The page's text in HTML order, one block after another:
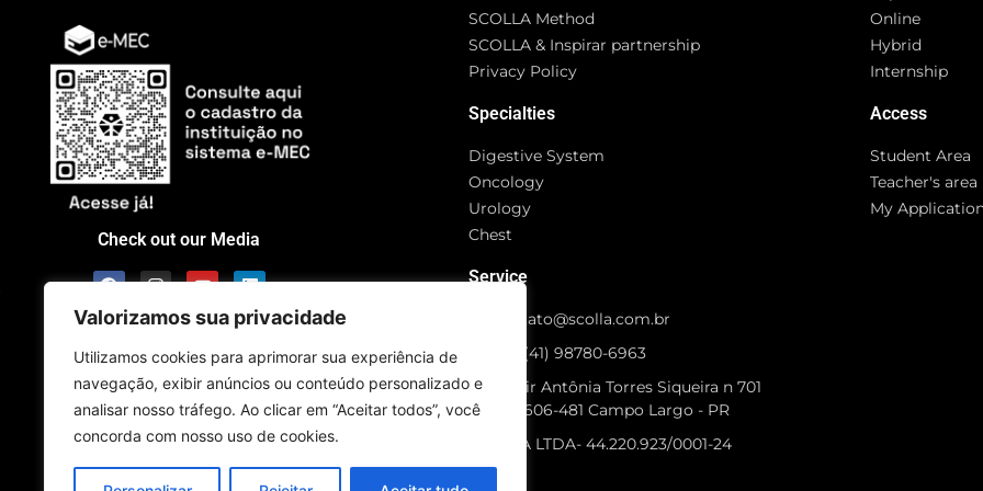
Valorizamos sua privacidade
Utilizamos cookies para aprimorar sua experiência de
navegação, exibir anúncios ou conteúdo personalizado e
analisar nosso tráfego. Ao clicar em “Aceitar todos”, você
concorda com nosso uso de cookies.
Check out our Media
SCOLLA Method
SCOLLA & Inspirar partnership
Privacy Policy
Specialties
Digestive System
Oncology
Urology
Chest
Service
contato@scolla.com.br
+55 (41) 98780-6963
Rua Idair Antônia Torres Siqueira n 701
CEP 83606-481 Campo Largo - PR
SCOLLA LTDA- 44.220.923/0001-24
Online
Hybrid
Internship
Access
Student Area
Teacher's area
My